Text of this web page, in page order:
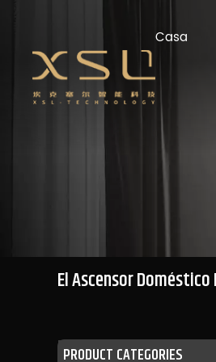
Casa
El Ascensor Doméstico
PRODUCT CATEGORIES